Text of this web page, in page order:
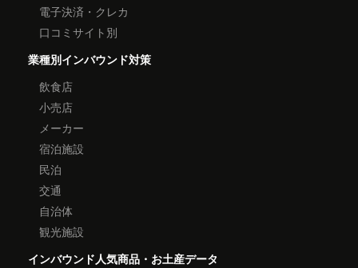
電子決済・クレカ
口コミサイト別
業種別インバウンド対策
飲食店
小売店
メーカー
宿泊施設
民泊
交通
自治体
観光施設
インバウンド人気商品・お土産データ